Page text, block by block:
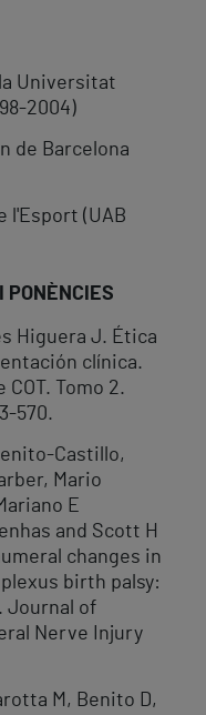
Universitat
2004)
de Barcelona
l'Esport (UAB
PONÈNCIES
Higuera J. Ética
clínica.
Tomo 2.
570.
Castillo,
Mario
E
and Scott H
changes in
birth palsy:
Journal of
Nerve Injury
M, Benito D,